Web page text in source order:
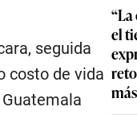
seguida
costo de vida
el